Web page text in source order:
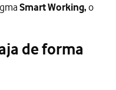
Smart Working, o
de forma